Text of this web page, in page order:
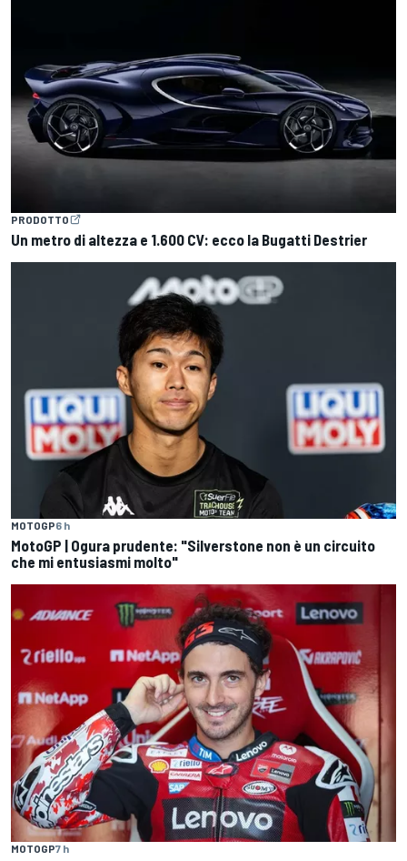
PRODOTTO
Un metro di altezza e 1.600 CV: ecco la Bugatti Destrier
MOTOGP6 h
MotoGP | Ogura prudente: "Silverstone non è un circuito
che mi entusiasmi molto"
MOTOGP7 h